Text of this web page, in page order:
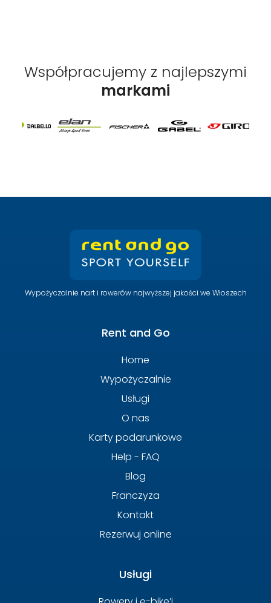
Współpracujemy z najlepszymi
markami
Wypożyczalnie nart i rowerów najwyższej jakości we Włoszech
Rent and Go
Home
Wypożyczalnie
Usługi
O nas
Karty podarunkowe
Help - FAQ
Blog
Franczyza
Kontakt
Rezerwuj online
Usługi